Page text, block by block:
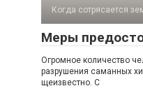
Когда сотрясается
Меры
Огромное количество
разрушения саманных
щеизвестно. С